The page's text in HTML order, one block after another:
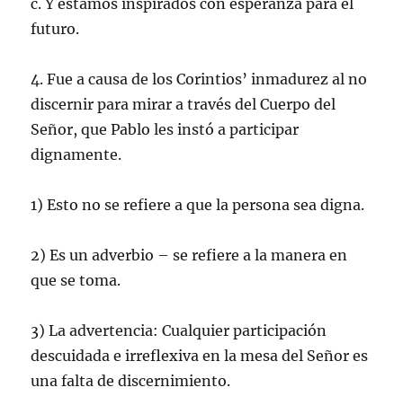
futuro.
4. Fue a causa de los Corintios’ inmadurez al no
discernir para mirar a través del Cuerpo del
Señor, que Pablo les instó a participar
dignamente.
1) Esto no se refiere a que la persona sea digna.
2) Es un adverbio – se refiere a la manera en
que se toma.
3) La advertencia: Cualquier participación
descuidada e irreflexiva en la mesa del Señor es
una falta de discernimiento.